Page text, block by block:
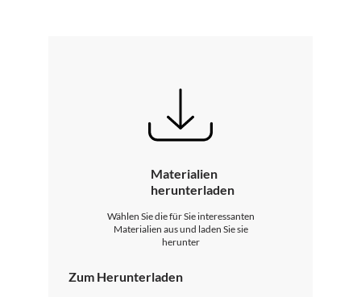
Materialien
herunterladen
Wählen Sie die für Sie interessanten
Materialien aus und laden Sie sie
herunter
Zum Herunterladen